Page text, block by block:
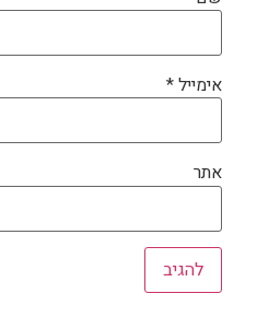
אימייל*
אתר